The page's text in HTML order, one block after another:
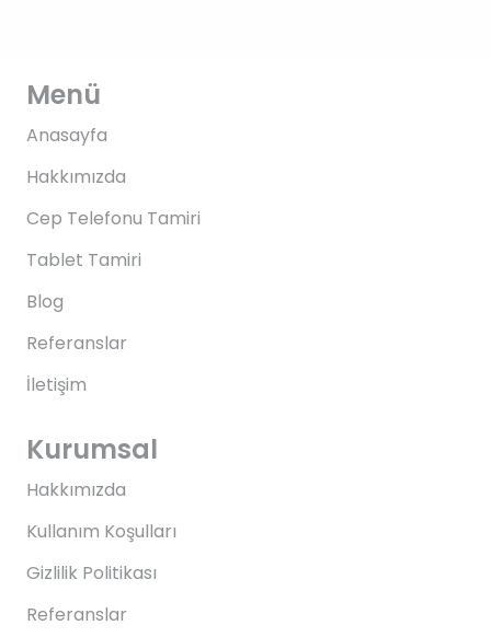
Menü
Anasayfa
Hakkımızda
Cep Telefonu Tamiri
Tablet Tamiri
Blog
Referanslar
İletişim
Kurumsal
Hakkımızda
Kullanım Koşulları
Gizlilik Politikası
Referanslar